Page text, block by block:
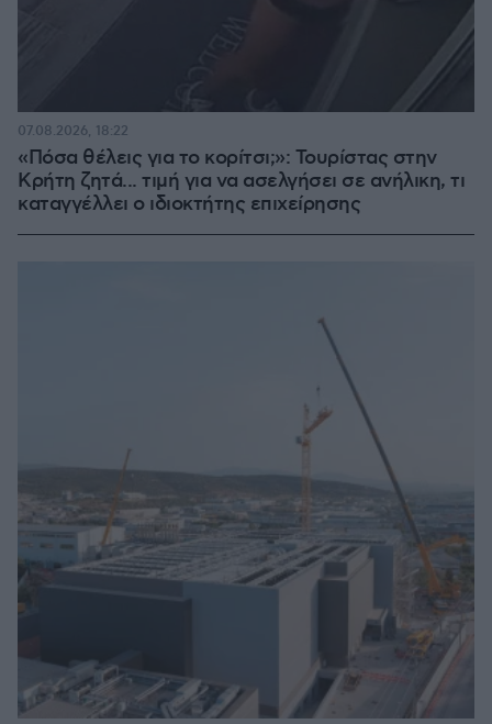
«Πόσα θέλεις για το κορίτσι;»: Τουρίστας στην
Κρήτη ζητά... τιμή για να ασελγήσει σε ανήλικη, τι
καταγγέλλει ο ιδιοκτήτης επιχείρησης
07.08.2026, 18:22